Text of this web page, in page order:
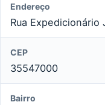
Endereço
Rua Expedicionário
CEP
35547000
Bairro